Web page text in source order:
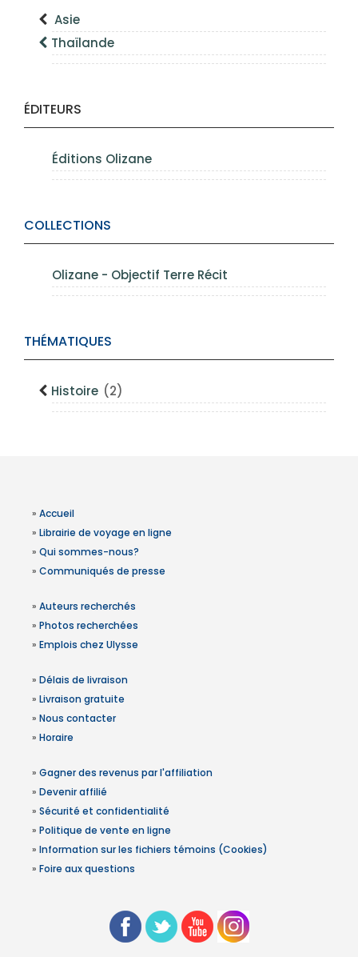
Asie
Thaïlande
ÉDITEURS
Éditions Olizane
COLLECTIONS
Olizane - Objectif Terre Récit
THÉMATIQUES
Histoire (2)
» Accueil
» Librairie de voyage en ligne
» Qui sommes-nous?
» Communiqués de presse
» Auteurs recherchés
» Photos recherchées
» Emplois chez Ulysse
» Délais de livraison
» Livraison gratuite
» Nous contacter
» Horaire
» Gagner des revenus par l'affiliation
» Devenir affilié
» Sécurité et confidentialité
» Politique de vente en ligne
» Information sur les fichiers témoins (Cookies)
» Foire aux questions